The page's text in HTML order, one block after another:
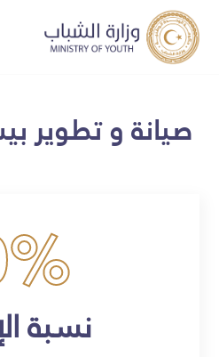
صيانة و تطوير
%
نسبة